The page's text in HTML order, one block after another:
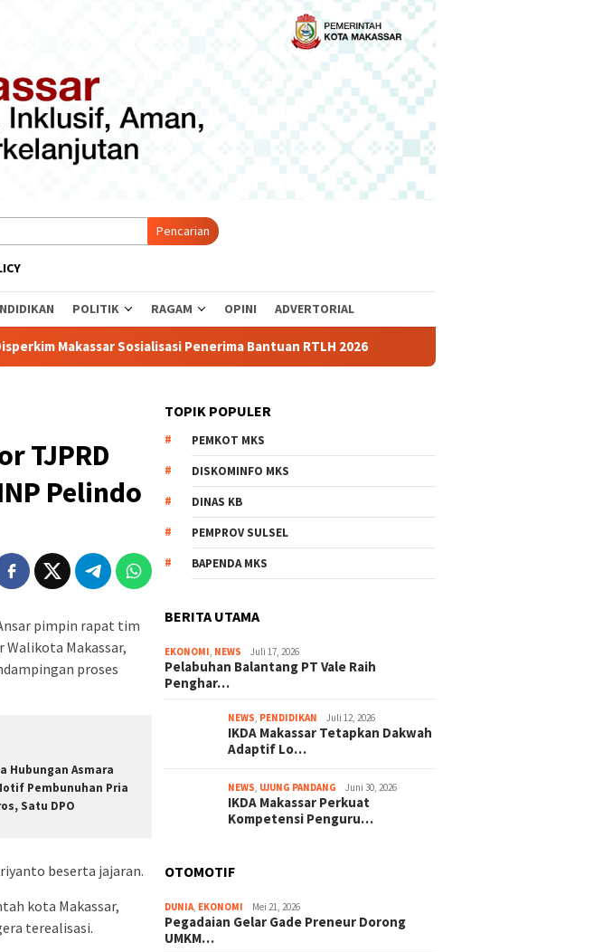
Pencarian
POLITIK RAGAM OPINI ADVERTORIAL
Makassar Sosialisasi Penerima Bantuan RTLH 2026
TJPRD
Pelindo
pimpin rapat tim
Walikota Makassar,
proses
Hubungan Asmara
Pembunuhan Pria
Satu DPO
beserta jajaran.
kota Makassar,
terealisasi.
TOPIK POPULER
PEMKOT MKS
DISKOMINFO MKS
DINAS KB
PEMPROV SULSEL
BAPENDA MKS
BERITA UTAMA
EKONOMI, NEWS Juli 17, 2026
Pelabuhan Balantang PT Vale Raih
Penghar…
NEWS, PENDIDIKAN Juli 12, 2026
IKDA Makassar Tetapkan Dakwah
Adaptif Lo…
NEWS, UJUNG PANDANG Juni 30, 2026
IKDA Makassar Perkuat
Kompetensi Penguru…
OTOMOTIF
DUNIA, EKONOMI Mei 21, 2026
Pegadaian Gelar Gade Preneur Dorong
UMKM…